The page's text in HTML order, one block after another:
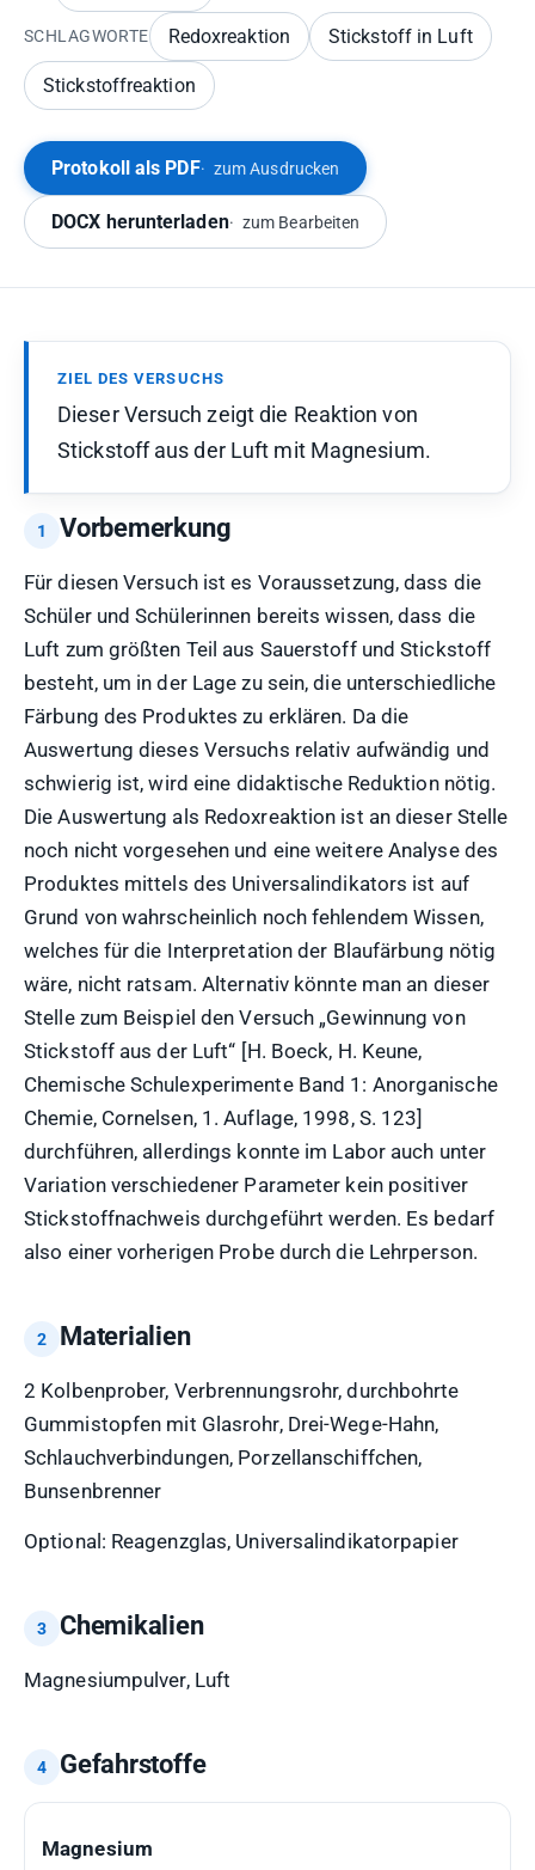
SCHLAGWORTE Redoxreaktion Stickstoff in Luft
Stickstoffreaktion
Protokoll als PDF zum Ausdrucken
DOCX herunterladen zum Bearbeiten
ZIEL DES VERSUCHS
Dieser Versuch zeigt die Reaktion von
Stickstoff aus der Luft mit Magnesium.
Vorbemerkung
Für diesen Versuch ist es Voraussetzung, dass die
Schüler und Schülerinnen bereits wissen, dass die
Luft zum größten Teil aus Sauerstoff und Stickstoff
besteht, um in der Lage zu sein, die unterschiedliche
Färbung des Produktes zu erklären. Da die
Auswertung dieses Versuchs relativ aufwändig und
schwierig ist, wird eine didaktische Reduktion nötig.
Die Auswertung als Redoxreaktion ist an dieser Stelle
noch nicht vorgesehen und eine weitere Analyse des
Produktes mittels des Universalindikators ist auf
Grund von wahrscheinlich noch fehlendem Wissen,
welches für die Interpretation der Blaufärbung nötig
wäre, nicht ratsam. Alternativ könnte man an dieser
Stelle zum Beispiel den Versuch „Gewinnung von
Stickstoff aus der Luft“ [H. Boeck, H. Keune,
Chemische Schulexperimente Band 1: Anorganische
Chemie, Cornelsen, 1. Auflage, 1998, S. 123]
durchführen, allerdings konnte im Labor auch unter
Variation verschiedener Parameter kein positiver
Stickstoffnachweis durchgeführt werden. Es bedarf
also einer vorherigen Probe durch die Lehrperson.
Materialien
2 Kolbenprober, Verbrennungsrohr, durchbohrte
Gummistopfen mit Glasrohr, Drei-Wege-Hahn,
Schlauchverbindungen, Porzellanschiffchen,
Bunsenbrenner
Optional: Reagenzglas, Universalindikatorpapier
Chemikalien
Magnesiumpulver, Luft
Gefahrstoffe
GEFAHRSTOFF
Magnesium